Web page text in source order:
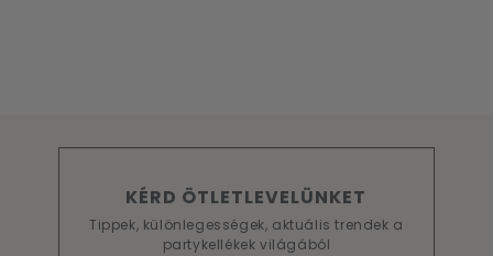
KÉRD ÖTLETLEVELÜNKET
Tippek, különlegességek, aktuális trendek a
partykellékek világából